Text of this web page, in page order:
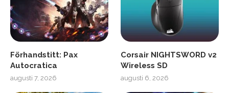
Förhandstitt: Pax
Autocratica
augusti 7, 2026
Corsair NIGHTSWORD v2
Wireless SD
augusti 6, 2026